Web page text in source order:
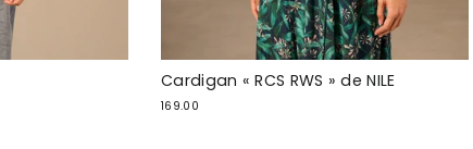
Cardigan « RCS RWS » de NILE
169.00